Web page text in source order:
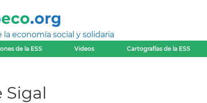
la economía social y solidaria
de la ESS Videos Cartografías de la ESS
Sigal